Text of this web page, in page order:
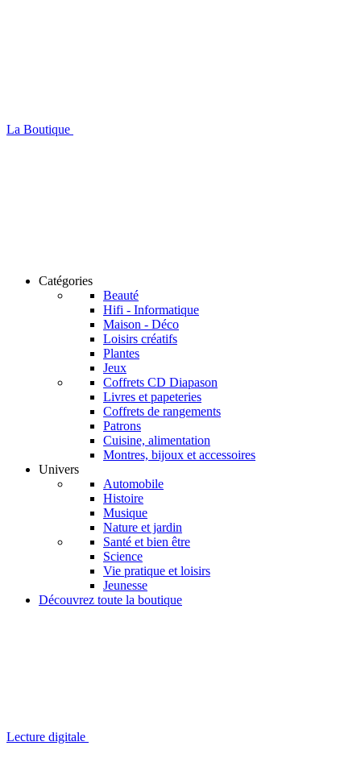
La Boutique
Catégories
Beauté
Hifi - Informatique
Maison - Déco
Loisirs créatifs
Plantes
Jeux
Coffrets CD Diapason
Livres et papeteries
Coffrets de rangements
Patrons
Cuisine, alimentation
Montres, bijoux et accessoires
Univers
Automobile
Histoire
Musique
Nature et jardin
Santé et bien être
Science
Vie pratique et loisirs
Jeunesse
Découvrez toute la boutique
Lecture digitale